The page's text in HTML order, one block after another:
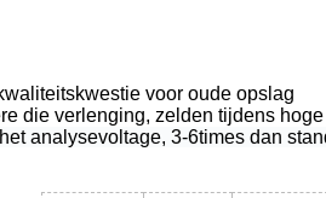
voor oude opslag
die verlenging, zelden tijdens
analysevoltage, 3-6times dan